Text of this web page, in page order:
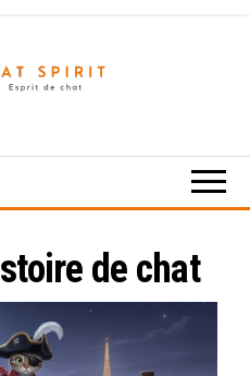
chat
de chat